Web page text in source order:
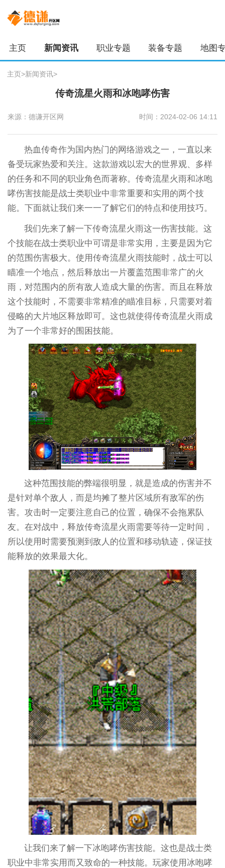
主页 新闻资讯 职业专题 装备专题 地图
主页>新闻资讯>
传奇流星火雨和冰咆哮伤害
来源：德谦开区网 时间：2024-02-06 14:11
热血传奇作为国内热门的网络游戏之一，一直以来
备受玩家热爱和关注。这款游戏以宏大的世界观、多样
的任务和不同的职业角色而著称。传奇流星火雨和冰咆
哮伤害技能是战士类职业中非常重要和实用的两个技
能。下面就让我们来一一了解它们的特点和使用技巧。
我们先来了解一下传奇流星火雨这一伤害技能。这
个技能在战士类职业中可谓是非常实用，主要是因为它
的范围伤害极大。使用传奇流星火雨技能时，战士可以
瞄准一个地点，然后释放出一片覆盖范围非常广的火
雨，对范围内的所有敌人造成大量的伤害。而且在释放
这个技能时，不需要非常精准的瞄准目标，只需要对着
侵略的大片地区释放即可。这也就使得传奇流星火雨成
为了一个非常好的围困技能。
这种范围技能的弊端很明显，就是造成的伤害并不
是针对单个敌人，而是均摊了整片区域所有敌军的伤
害。攻击时一定要注意自己的位置，确保不会拖累队
友。在对战中，释放传奇流星火雨需要等待一定时间，
所以使用时需要预测到敌人的位置和移动轨迹，保证技
能释放的效果最大化。
让我们来了解一下冰咆哮伤害技能。这也是战士类
职业中非常实用而又致命的一种技能。玩家使用冰咆哮